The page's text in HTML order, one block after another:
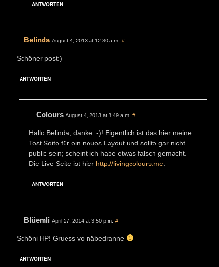
ANTWORTEN
Belinda August 4, 2013 at 12:30 a.m. #
Schöner post:)
ANTWORTEN
Colours August 4, 2013 at 8:49 a.m. #
Hallo Belinda, danke :-)! Eigentlich ist das hier meine
Test Seite für ein neues Layout und sollte gar nicht
public sein; scheint ich habe etwas falsch gemacht.
Die Live Seite ist hier http://livingcolours.me
ANTWORTEN
Blüemli April 27, 2014 at 3:50 p.m. #
Schöni HP! Gruess vo näbedranne
ANTWORTEN